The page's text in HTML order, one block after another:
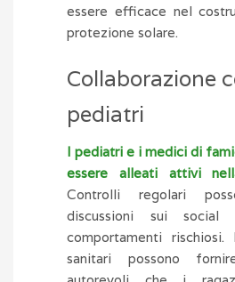
essere efficace nel
protezione solare.
Collaborazione
pediatri
I pediatri e i medici di
essere alleati attivi
Controlli regolari
discussioni sui
comportamenti
sanitari possono